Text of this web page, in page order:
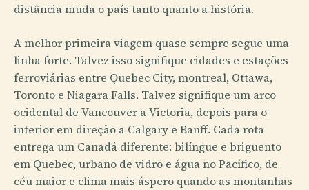
distância muda o país tanto quanto a história.
A melhor primeira viagem quase sempre segue uma
linha forte. Talvez isso signifique cidades e estações
ferroviárias entre Quebec City, montreal, Ottawa,
Toronto e Niagara Falls. Talvez signifique um arco
ocidental de Vancouver a Victoria, depois para o
interior em direção a Calgary e Banff. Cada rota
entrega um Canadá diferente: bilíngue e briguento
em Quebec, urbano de vidro e água no Pacífico, de
céu maior e clima mais áspero quando as montanhas